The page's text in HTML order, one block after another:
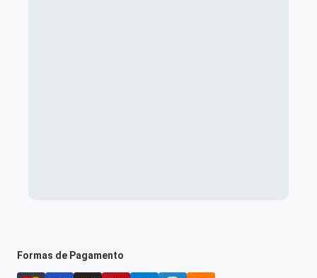
Formas de Pagamento